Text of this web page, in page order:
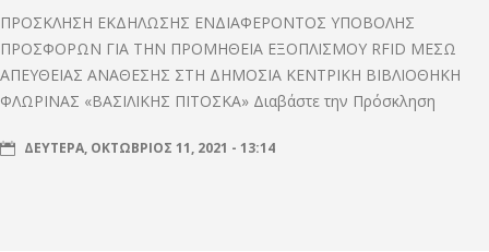
ΠΡΟΣΚΛΗΣΗ ΕΚΔΗΛΩΣΗΣ ΕΝΔΙΑΦΕΡΟΝΤΟΣ ΥΠΟΒΟΛΗΣ
ΠΡΟΣΦΟΡΩΝ ΓΙΑ ΤΗΝ ΠΡΟΜΗΘΕΙΑ ΕΞΟΠΛΙΣΜΟΥ RFID ΜΕΣΩ
ΑΠΕΥΘΕΙΑΣ ΑΝΑΘΕΣΗΣ ΣΤΗ ΔΗΜΟΣΙΑ ΚΕΝΤΡΙΚΗ ΒΙΒΛΙΟΘΗΚΗ
ΦΛΩΡΙΝΑΣ «ΒΑΣΙΛΙΚΗΣ ΠΙΤΟΣΚΑ» Διαβάστε την Πρόσκληση
ΔΕΥΤΈΡΑ, ΟΚΤΏΒΡΙΟΣ 11, 2021 - 13:14